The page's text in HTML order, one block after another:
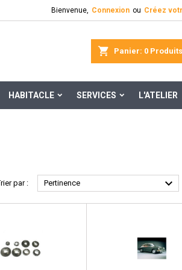
Bienvenue, Connexion ou Créez
Panier 0
HABITACLE SERVICES L'ATELIER
par : Pertinence 